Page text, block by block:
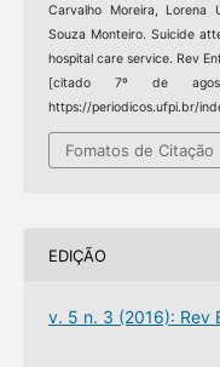
Carvalho Moreira, Lorena
Souza Monteiro. Suicide
hospital care service. Rev
[citado 7º de
https://periodicos.ufpi.br/
Fomatos de Citação
EDIÇÃO
v. 5 n. 3 (2016): Rev